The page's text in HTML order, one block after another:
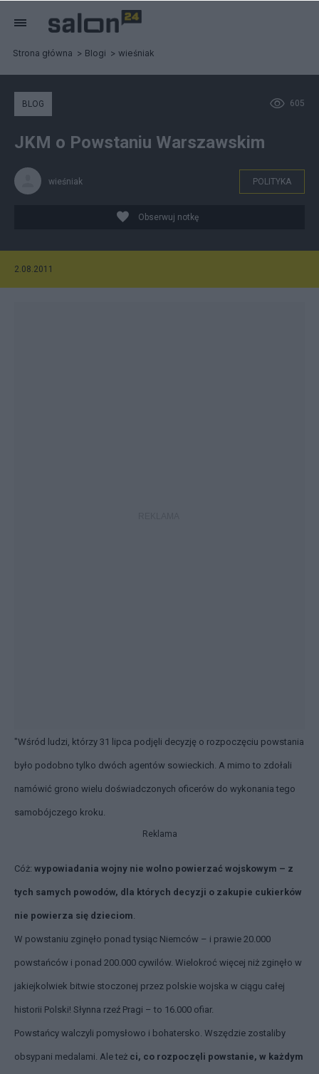
Strona główna Blogi wieśniak
605
BLOG
JKM o Powstaniu Warszawskim
wieśniak POLITYKA
Obserwuj notkę
2.08.2011
"Wśród ludzi, którzy 31 lipca podjęli decyzję o rozpoczęciu powstania
było podobno tylko dwóch agentów sowieckich. A mimo to zdołali
namówić grono wielu doświadczonych oficerów do wykonania tego
samobójczego kroku.
Reklama
Cóż: wypowiadania wojny nie wolno powierzać wojskowym – z
tych samych powodów, dla których decyzji o zakupie cukierków
nie powierza się dzieciom.
W powstaniu zginęło ponad tysiąc Niemców – i prawie 20.000
powstańców i ponad 200.000 cywilów. Wielokroć więcej niż zginęło w
jakiejkolwiek bitwie stoczonej przez polskie wojska w ciągu całej
historii Polski! Słynna rzeź Pragi – to 16.000 ofiar.
Powstańcy walczyli pomysłowo i bohatersko. Wszędzie zostaliby
obsypani medalami. Ale też ci, co rozpoczęli powstanie, w każdym